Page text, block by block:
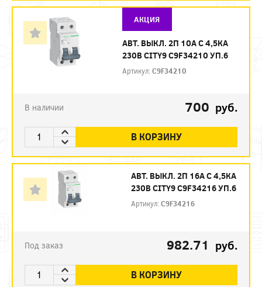
АКЦИЯ
АВТ. ВЫКЛ. 2П 10А С 4,5КА
230В CITY9 C9F34210 УП.6
Артикул:C9F34210
В наличии 700 руб.
В КОРЗИНУ
АВТ. ВЫКЛ. 2П 16А С 4,5КА
230В CITY9 C9F34216 УП.6
Артикул:C9F34216
Под заказ 982.71 руб.
В КОРЗИНУ